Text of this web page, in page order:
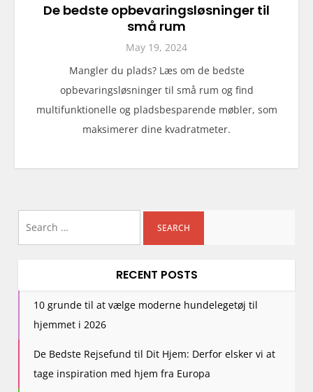
De bedste opbevaringsløsninger til
små rum
May 19, 2024
Mangler du plads? Læs om de bedste
opbevaringsløsninger til små rum og find
multifunktionelle og pladsbesparende møbler, som
maksimerer dine kvadratmeter.
RECENT POSTS
10 grunde til at vælge moderne hundelegetøj til
hjemmet i 2026
De Bedste Rejsefund til Dit Hjem: Derfor elsker vi at
tage inspiration med hjem fra Europa